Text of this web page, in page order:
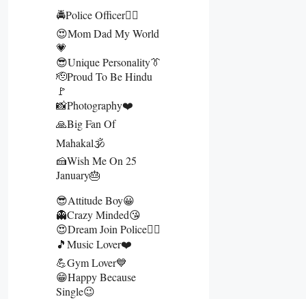
🚔Police Officer👮‍♂️
😍Mom Dad My World
💗
😎Unique Personality👔
🫡Proud To Be Hindu
🚩
📸Photography❤️
🙏Big Fan Of
Mahakal🕉️
🍰Wish Me On 25
January🎂
😎Attitude Boy😀
👻Crazy Minded😘
😍Dream Join Police👮‍♂️
🎵Music Lover❤️
💪Gym Lover💙
😁Happy Because
Single😉